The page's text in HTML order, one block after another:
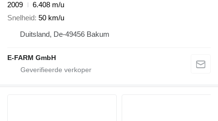
2009
6.408 m/u
Snelheid 50 km/u
Duitsland, De-49456 Bakum
E-FARM GmbH